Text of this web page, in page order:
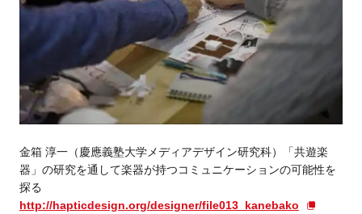
金箱 淳一（慶應義塾大学メディアデザイン研究科）「共遊楽
器」の研究を通して楽器が持つコミュニケーションの可能性を
探る
http://hapticdesign.org/designer/file013_kanebako